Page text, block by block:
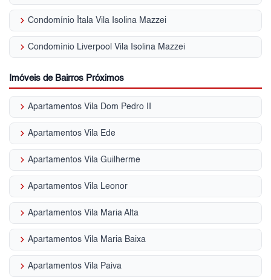
keyboard_arrow_right Condomínio Ítala Vila Isolina Mazzei
keyboard_arrow_right Condomínio Liverpool Vila Isolina Mazzei
Imóveis de Bairros Próximos
keyboard_arrow_right Apartamentos Vila Dom Pedro II
keyboard_arrow_right Apartamentos Vila Ede
keyboard_arrow_right Apartamentos Vila Guilherme
keyboard_arrow_right Apartamentos Vila Leonor
keyboard_arrow_right Apartamentos Vila Maria Alta
keyboard_arrow_right Apartamentos Vila Maria Baixa
keyboard_arrow_right Apartamentos Vila Paiva